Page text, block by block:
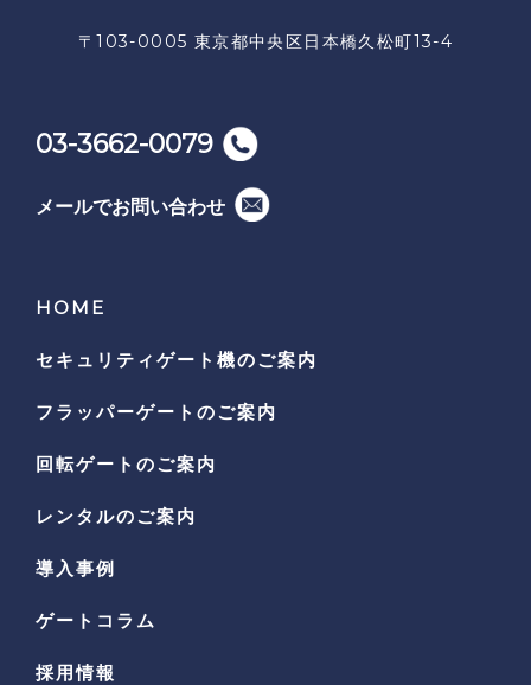
〒103-0005 東京都中央区日本橋久松町13-4
03-3662-0079
メールでお問い合わせ
HOME
セキュリティゲート機のご案内
フラッパーゲートのご案内
回転ゲートのご案内
レンタルのご案内
導入事例
ゲートコラム
採用情報